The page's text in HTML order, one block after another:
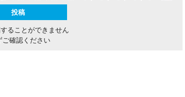
ることができません
ご確認ください